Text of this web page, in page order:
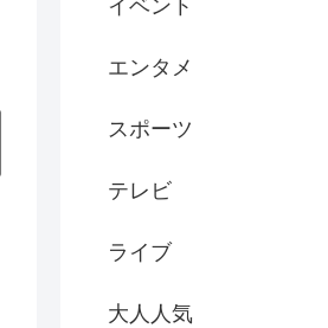
イベント
エンタメ
スポーツ
テレビ
ライブ
大人人気